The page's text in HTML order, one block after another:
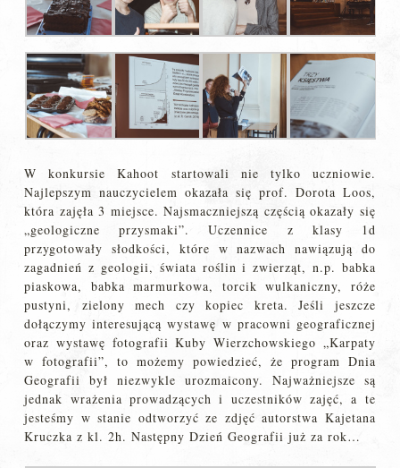
W konkursie Kahoot startowali nie tylko uczniowie.
Najlepszym nauczycielem okazała się prof. Dorota Loos,
która zajęła 3 miejsce. Najsmaczniejszą częścią okazały się
„geologiczne przysmaki”. Uczennice z klasy 1d
przygotowały słodkości, które w nazwach nawiązują do
zagadnień z geologii, świata roślin i zwierząt, n.p. babka
piaskowa, babka marmurkowa, torcik wulkaniczny, róże
pustyni, zielony mech czy kopiec kreta. Jeśli jeszcze
dołączymy interesującą wystawę w pracowni geograficznej
oraz wystawę fotografii Kuby Wierzchowskiego „Karpaty
w fotografii”, to możemy powiedzieć, że program Dnia
Geografii był niezwykle urozmaicony. Najważniejsze są
jednak wrażenia prowadzących i uczestników zajęć, a te
jesteśmy w stanie odtworzyć ze zdjęć autorstwa Kajetana
Kruczka z kl. 2h. Następny Dzień Geografii już za rok…